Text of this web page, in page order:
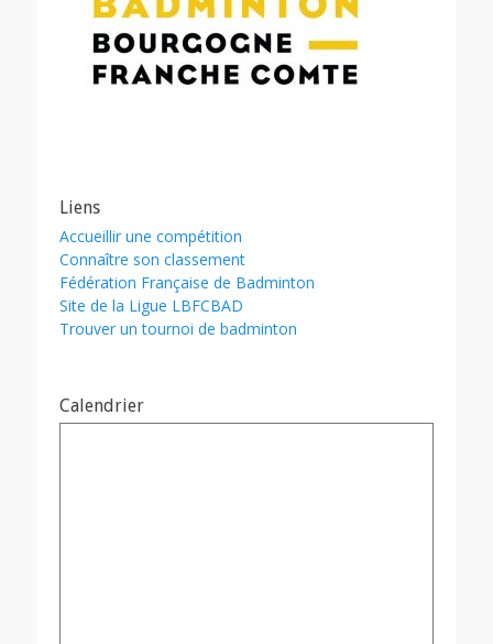
Liens
Accueillir une compétition
Connaître son classement
Fédération Française de Badminton
Site de la Ligue LBFCBAD
Trouver un tournoi de badminton
Calendrier